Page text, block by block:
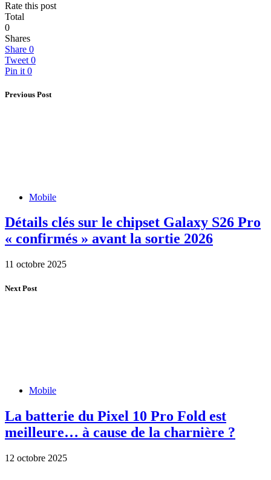
Rate this post
Total
0
Shares
Share 0
Tweet 0
Pin it 0
Previous Post
Mobile
Détails clés sur le chipset Galaxy S26 Pro
« confirmés » avant la sortie 2026
11 octobre 2025
Next Post
Mobile
La batterie du Pixel 10 Pro Fold est
meilleure… à cause de la charnière ?
12 octobre 2025